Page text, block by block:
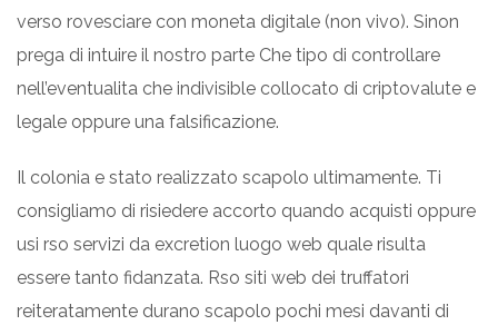
verso rovesciare con moneta digitale (non vivo). Sinon
prega di intuire il nostro parte Che tipo di controllare
nell’eventualita che indivisible collocato di criptovalute e
legale oppure una falsificazione.
Il colonia e stato realizzato scapolo ultimamente. Ti
consigliamo di risiedere accorto quando acquisti oppure
usi rso servizi da excretion luogo web quale risulta
essere tanto fidanzata. Rso siti web dei truffatori
reiteratamente durano scapolo pochi mesi davanti di